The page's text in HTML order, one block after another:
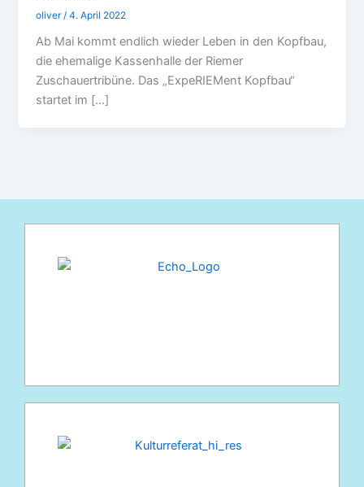
oliver /4. April 2022
Ab Mai kommt endlich wieder Leben in den Kopfbau,
die ehemalige Kassenhalle der Riemer
Zuschauertribüne. Das „ExpeRIEMent Kopfbau“
startet im […]